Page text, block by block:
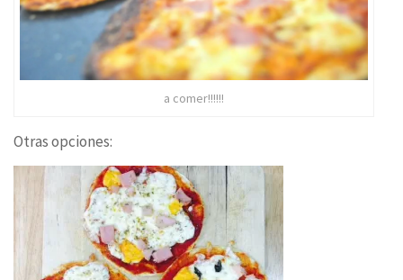
a comer!!!!!!
Otras opciones: